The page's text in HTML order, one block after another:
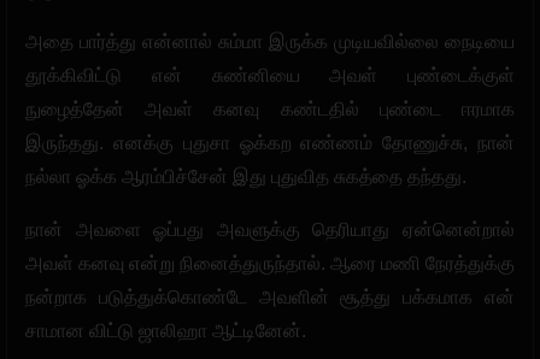
அதை பார்த்து என்னால் சும்மா இருக்க முடியவில்லை நைடியை
தூக்கிவிட்டு என் சுண்னியை அவள் புண்டைக்குள்
நுழைத்தேன் அவள் கனவு கண்டதில் புண்டை ஈரமாக
இருந்தது. எனக்கு புதுசா ஓக்கற எண்ணம் தோணுச்சு, நான்
நல்லா ஓக்க ஆரம்பிச்சேன் இது புதுவித சுகத்தை தந்தது.
நான் அவளை ஓப்பது அவளுக்கு தெரியாது ஏன்னென்றால்
அவள் கனவு என்று நினைத்துருந்தால். ஆரை மணி நேரத்துக்கு
நன்றாக படுத்துக்கொண்டே அவளின் சூத்து பக்கமாக என்
சாமான விட்டு ஜாலிஹா ஆட்டினேன்.